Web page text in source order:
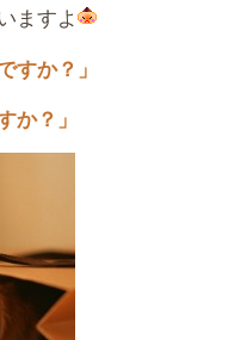
ますよ
すか？」
か？」